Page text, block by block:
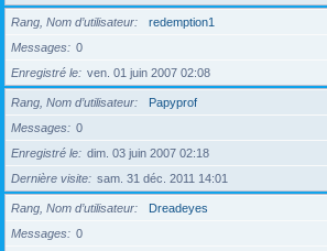
Rang, Nom d’utilisateur
redemption1
Messages
0
Enregistré le
ven. 01 juin 2007 02:08
Rang, Nom d’utilisateur
Papyprof
Messages
0
Enregistré le
dim. 03 juin 2007 02:18
Dernière visite
sam. 31 déc. 2011 14:01
Rang, Nom d’utilisateur
Dreadeyes
Messages
0